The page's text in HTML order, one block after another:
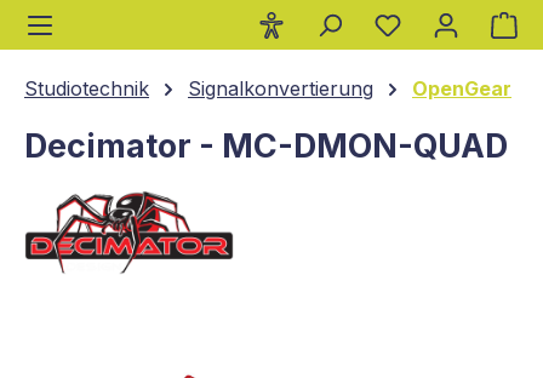
springen
Studiotechnik Signalkonvertierung OpenGear
Decimator - MC-DMON-QUAD